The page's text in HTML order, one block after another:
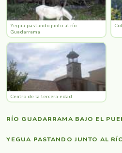
Yegua pastando junto al río
Guadarrama
Centro de la tercera edad
RÍO GUADARRAMA BAJO EL
YEGUA PASTANDO JUNTO AL